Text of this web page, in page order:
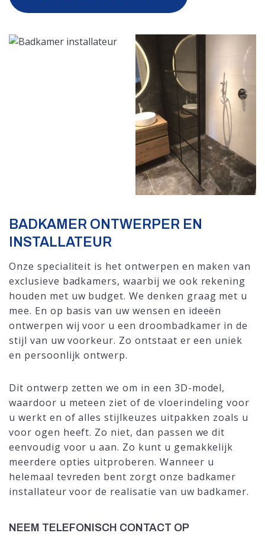
BADKAMER ONTWERPER EN
INSTALLATEUR
Onze specialiteit is het ontwerpen en maken van
exclusieve badkamers, waarbij we ook rekening
houden met uw budget. We denken graag met u
mee. En op basis van uw wensen en ideeën
ontwerpen wij voor u een droombadkamer in de
stijl van uw voorkeur. Zo ontstaat er een uniek
en persoonlijk ontwerp.
Dit ontwerp zetten we om in een 3D-model,
waardoor u meteen ziet of de vloerindeling voor
u werkt en of alles stijlkeuzes uitpakken zoals u
voor ogen heeft. Zo niet, dan passen we dit
eenvoudig voor u aan. Zo kunt u gemakkelijk
meerdere opties uitproberen. Wanneer u
helemaal tevreden bent zorgt onze badkamer
installateur voor de realisatie van uw badkamer.
NEEM TELEFONISCH CONTACT OP